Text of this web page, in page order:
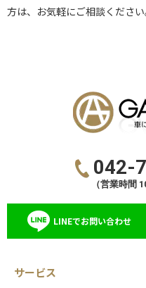
方は、お気軽にご相談ください
042-
（営業時間
LINEでお問い合わせ
サービス